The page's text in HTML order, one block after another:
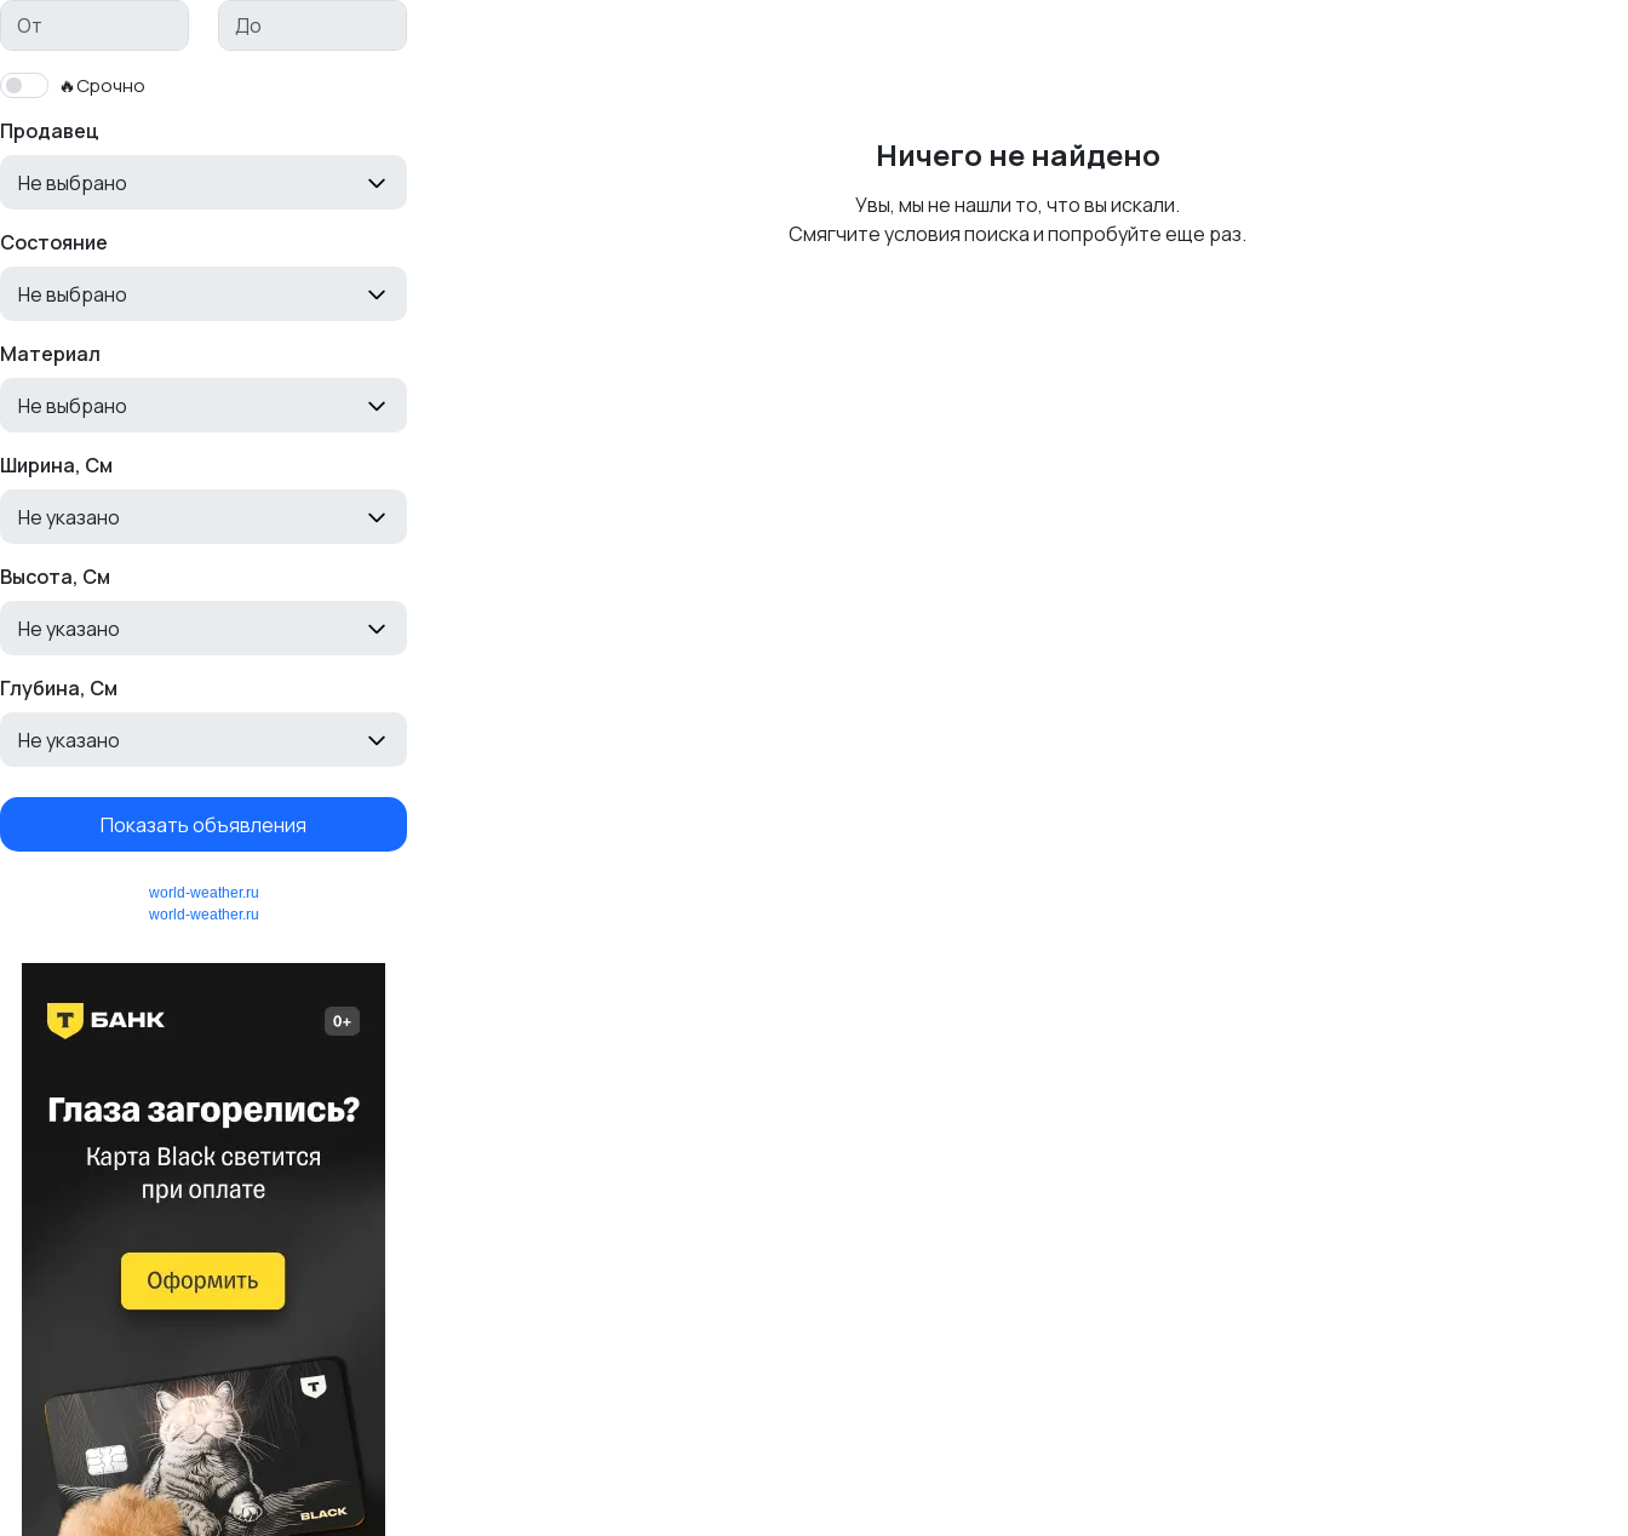
🔥Срочно
Продавец
Не выбрано
Состояние
Не выбрано
Материал
Не выбрано
Ширина, См
Не указано
Высота, См
Не указано
Глубина, См
Не указано
Показать объявления
world-weather.ru
world-weather.ru
Ничего не найдено
Увы, мы не нашли то, что вы искали.
Смягчите условия поиска и попробуйте еще раз.